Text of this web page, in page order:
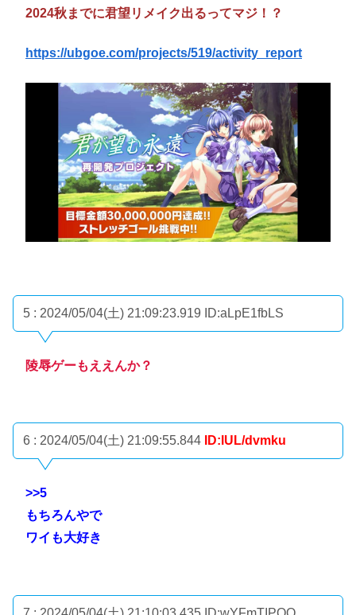
2024秋までに君望リメイク出るってマジ！？
https://ubgoe.com/projects/519/activity_report
5 : 2024/05/04(土) 21:09:23.919 ID:aLpE1fbLS
陵辱ゲーもええんか？
6 : 2024/05/04(土) 21:09:55.844 ID:lUL/dvmku
>>5
もちろんやで
ワイも大好き